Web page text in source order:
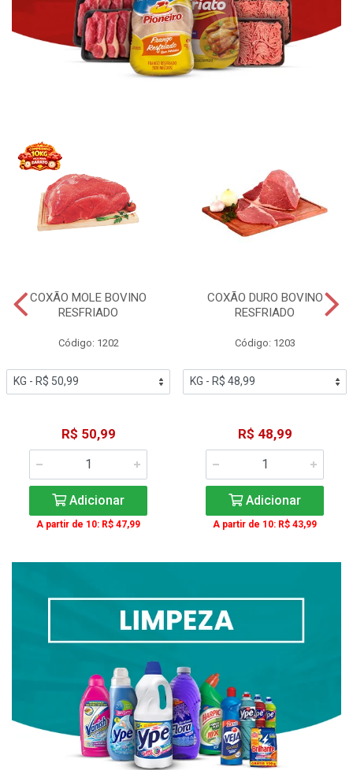
COXÃO MOLE BOVINO
RESFRIADO
Código: 1202
R$ 50,99
Adicionar
A partir de 10: R$ 47,99
COXÃO DURO BOVINO
RESFRIADO
Código: 1203
R$ 48,99
Adicionar
A partir de 10: R$ 43,99